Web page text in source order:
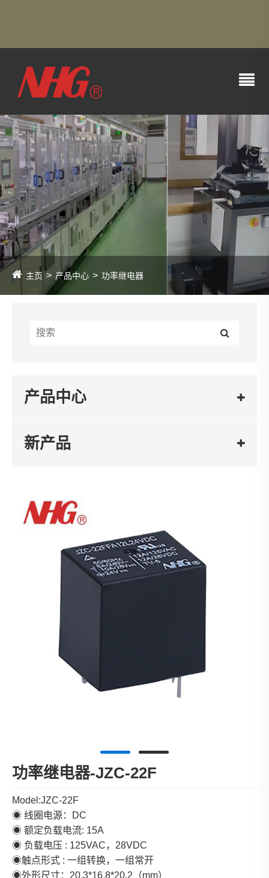
主页 产品中心 功率继电器
产品中心
新产品
功率继电器-JZC-22F
Model:JZC-22F
◉ 线圈电源：DC
◉ 额定负载电流: 15A
◉ 负载电压 : 125VAC，28VDC
◉触点形式 : 一组转换，一组常开
◉外形尺寸：20.3*16.8*20.2（mm）